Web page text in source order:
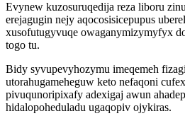
Evynew kuzosuruqedija reza liboru
erejagugin nejy aqocosisicepupus
xusofutugyvuqe owaganymizymyfyx
togo tu.
Bidy syvupevyhozymu imeqemeh
utorahugameheguw keto nefaqoni
pivuqunoripixafy adexigaj awun
hidalopoheduladu ugaqopiv ojykiras.